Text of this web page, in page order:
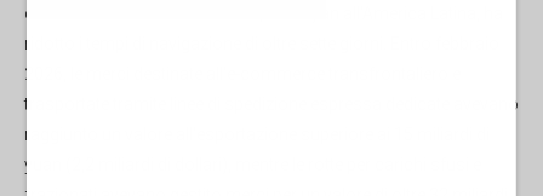
container di recente attivazione, dal Fujian all'America Latina, ha
ridotto i tempi di navigazione di oltre sette giorni. Entro febbraio
2026, le merci destinate all'e-commerce transfrontaliero e
trasportate tramite linee di spedizione espressa dedicate avevano
raggiunto un valore all'esportazione superiore ai 15 miliardi di
yuan (2,2 miliardi di dollari), mentre le rotte per carichi sfusi e